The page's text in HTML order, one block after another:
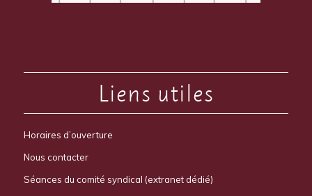
Liens utiles
Horaires d’ouverture
Nous contacter
Séances du comité syndical (extranet dédié)